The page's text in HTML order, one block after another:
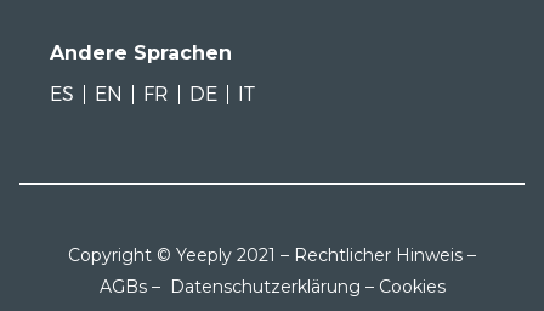
Andere Sprachen
ES
EN FR DE IT
Copyright © Yeeply 2021 – Rechtlicher Hinweis –
AGBs– Datenschutzerklärung – Cookies